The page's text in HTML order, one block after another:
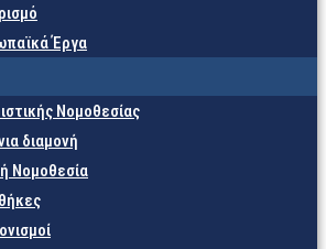
Έργα
Νομοθεσίας
διαμονή
Νομοθεσία